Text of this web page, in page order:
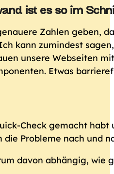
ist es so im
Zahlen geben,
kann zumindest
unsere Webseiten
Etwas
Check gemacht
die Probleme nach und
davon abhängig, wie